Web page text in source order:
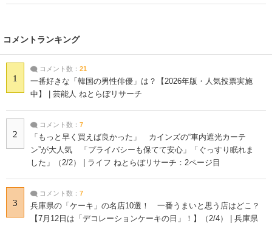
コメントランキング
1
コメント数： 21
一番好きな「韓国の男性俳優」は？【2026年版・人気投票実施
中】 | 芸能人 ねとらぼリサーチ
2
コメント数： 7
「もっと早く買えば良かった」 カインズの“車内遮光カーテ
ン”が大人気 「プライバシーも保てて安心」「ぐっすり眠れま
した」（2/2） | ライフ ねとらぼリサーチ：2ページ目
3
コメント数： 7
兵庫県の「ケーキ」の名店10選！ 一番うまいと思う店はどこ？
【7月12日は「デコレーションケーキの日」！】（2/4） | 兵庫県